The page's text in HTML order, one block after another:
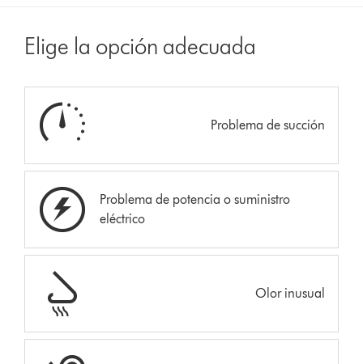
Elige la opción adecuada
Problema de succión
Problema de potencia o suministro
eléctrico
Olor inusual